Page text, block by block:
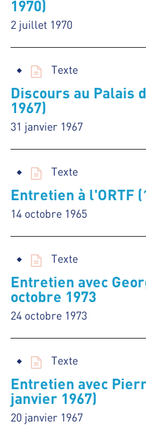
1970)
2 juillet 1970
Texte
Discours au Palais
1967)
31 janvier 1967
Texte
Entretien à l'ORTF
14 octobre 1965
Texte
Entretien avec
octobre 1973
24 octobre 1973
Texte
Entretien avec
janvier 1967)
20 janvier 1967